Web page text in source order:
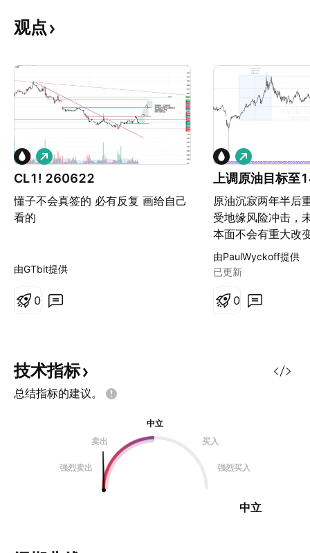
观点
CL1! 260622
懂子不会真签的 必有反复 画给自己
看的
做
多
由GTbit提供
0
上调原油目标至
原油沉寂两年半后
受地缘风险冲击，
本面不会有重大改
到140，中间一定
波拉升，抓主升浪
做
多
由PaulWyckoff提供
已更新
0
技术指标
总结指标的建议。
中立
卖出
买入
强烈卖出 强烈买入
中立